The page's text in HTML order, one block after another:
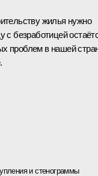
жилья нужно
с безработицей
проблем в нашей
и стенограммы